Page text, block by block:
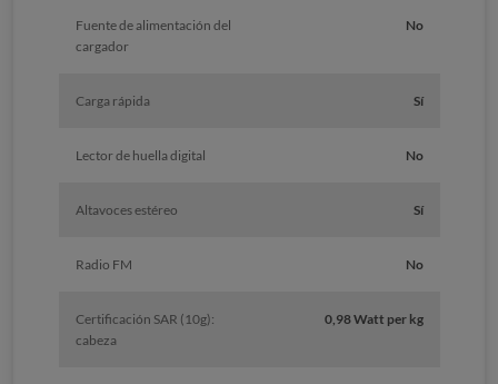
Fuente de alimentación del
cargador
No
Carga rápida Sí
Lector de huella digital No
Altavoces estéreo Sí
Radio FM No
Certificación SAR (10g):
cabeza
0,98 Watt per kg